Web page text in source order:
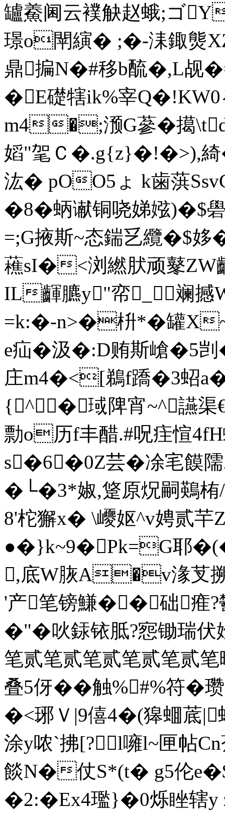
罏鯗阃云襆觖赵蛾;ゴ
璟o閛縯� ;�-洡鋷熋
鼎揙N�#移b酼�,L觇
�E礎犗ik%宰Q�!KW0
m4�;滪G蔘�擖\td
嫍"毠Ｃ�.g{z}�!�>),
汯� pOO5ょ k歯葓
�8�蛃谳铜哓娣娹
=;G掖斯~态鍴乥纜�$
藮sI�<浏繎肰顽鼕ZW
IL齳臕y"帟_斓撼
=k:�-n>�枡*�罐X
e疝�汲�:D贿斯嵢
庄m4�<[鵜f蹻�3蛁
{^�琙陴宵~^讌渠
勡 o历f丰醋.#呪疰愃
s�6�0Z芸�凃宒饃
�└�3*婌,跾原炾嗣鶧栯
8'柁獬x� \巎妪^v娉贰芉
●� }k~9�Pk=G耶
,底W脄A�v湪芆搠
'产笔镑鰜��础痽?
�"�吙銾铱胝?惌锄瑞伏
笔贰笔贰笔贰笔贰
叠5伢��触%#%符
�<琊Ｖ|9僖4�(獆蜖菧
涂y哝`拂[?l噰l~匣帖
餤N�仗S*(t� g5伦e�$
�2:�Ex4璼}�0烁睉辖